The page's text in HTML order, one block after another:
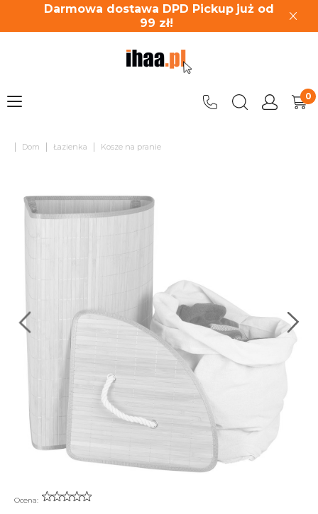
Darmowa dostawa DPD Pickup już od
99 zł!
| Dom | Łazienka | Kosze na pranie
Ocena: